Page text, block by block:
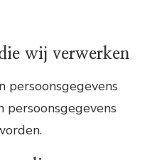
wij verwerken
persoonsgegevens
persoonsgegevens